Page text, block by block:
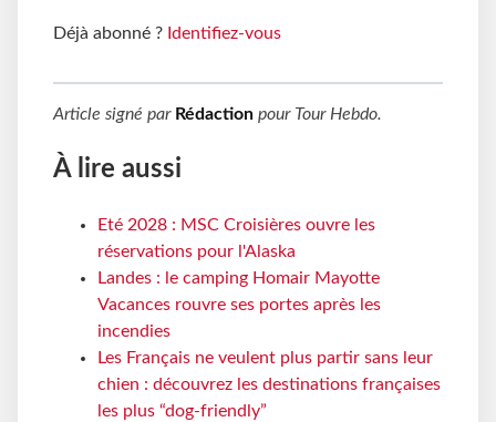
Déjà abonné ? Identifiez-vous
Article signé par Rédaction pour Tour Hebdo.
À lire aussi
Eté 2028 : MSC Croisières ouvre les
réservations pour l'Alaska
Landes : le camping Homair Mayotte
Vacances rouvre ses portes après les
incendies
Les Français ne veulent plus partir sans leur
chien : découvrez les destinations françaises
les plus “dog-friendly”